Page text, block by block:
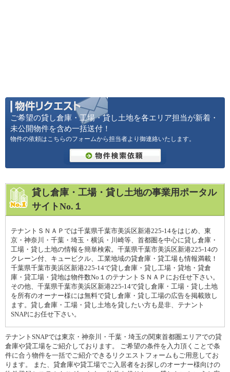
テナントSNAPでは東京・神奈川・千葉・埼玉の関東首都圏エリアでの貸
倉庫や貸工場をご紹介しております。 ご希望の条件を入力頂くことで条
件に合う物件を一括でご紹介できるリクエストフォームもご用意してお
ります。 また、貸倉庫や貸工場でご入居者をお探しのオーナー様向けの
ご希望の貸し倉庫・工場・貸し土地を各エリア担当が新着・
未公開物件を含め一括送付！
物件の依頼はこちらのフォームから担当者より御連絡いたします。
貸し倉庫・工場・貸し土地の事業用ポータル
サイトNo.１
テナントＳＮＡＰでは千葉県千葉市美浜区新港225-14をはじめ、東
京・神奈川・千葉・埼玉・横浜・川崎等、首都圏を中心に貸し倉庫・
工場・貸し土地の情報を簡単検索。千葉県千葉市美浜区新港225-14の
クレーン付、キュービクル、工業地域の貸倉庫・貸工場も情報満載！
千葉県千葉市美浜区新港225-14で貸し倉庫・貸し工場・貸地・貸倉
庫・貸工場・貸地は物件数No１のテナントＳＮＡＰにお任せ下さい。
その他、千葉県千葉市美浜区新港225-14で貸し倉庫・工場・貸し土地
を所有のオーナー様には無料で貸し倉庫・貸し工場の広告を掲載致し
ます。貸し倉庫・工場・貸し土地を貸したい方も是非、テナント
SNAPにお任せ下さい。